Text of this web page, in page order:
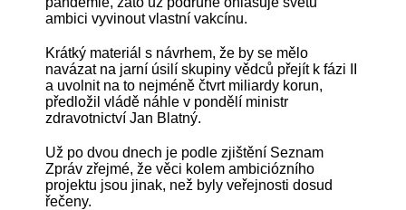
ambici vyvinout vlastní vakcínu.
Krátký materiál s návrhem, že by se mělo
navázat na jarní úsilí skupiny vědců přejít k fázi II
a uvolnit na to nejméně čtvrt miliardy korun,
předložil vládě náhle v pondělí ministr
zdravotnictví Jan Blatný.
Už po dvou dnech je podle zjištění Seznam
Zpráv zřejmé, že věci kolem ambiciózního
projektu jsou jinak, než byly veřejnosti dosud
řečeny.